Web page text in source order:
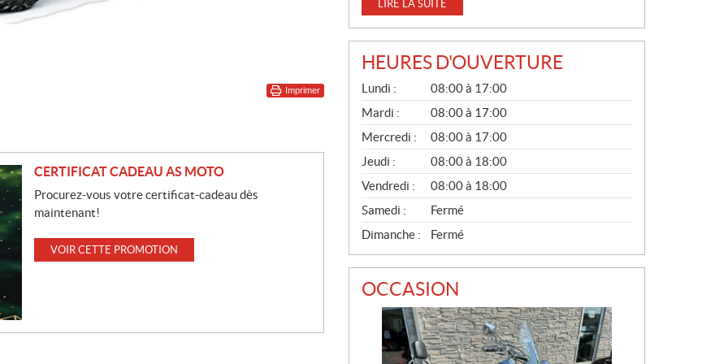
Imprimer
CERTIFICAT CADEAU AS MOTO
Procurez-vous votre certificat-cadeau dès
maintenant!
VOIR CETTE PROMOTION
V
E
L
L
E
S
LIRE LA SUITE
HEURES D'OUVERTURE
G
É
N
É
R
A
L
Lundi :
08:00 à 17:00
Mardi :
08:00 à 17:00
Mercredi :
08:00 à 17:00
Jeudi :
08:00 à 18:00
Vendredi :
08:00 à 18:00
Samedi :
Fermé
Dimanche :
Fermé
OCCASION